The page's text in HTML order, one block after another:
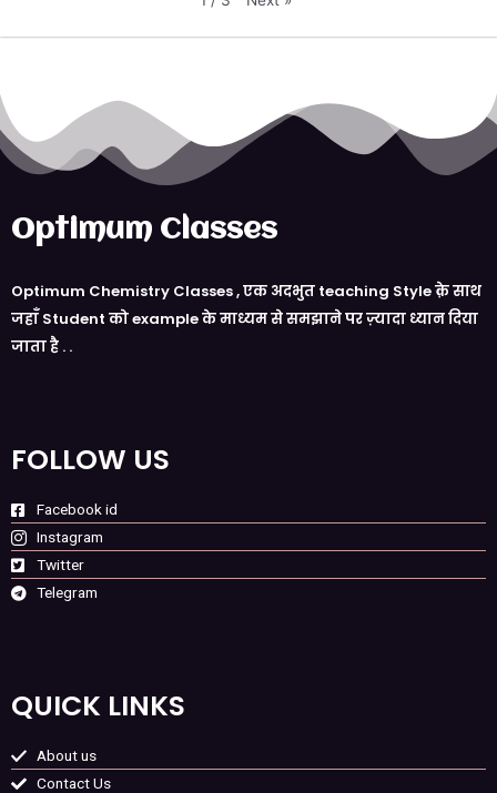
Optimum Classes
Optimum Chemistry Classes , एक अदभुत teaching Style क़े साथ
जहाँ Student को example के माध्यम से समझाने पर ज़्यादा ध्यान दिया
जाता है . .
FOLLOW US
Facebook id
Instagram
Twitter
Telegram
QUICK LINKS
About us
Contact Us